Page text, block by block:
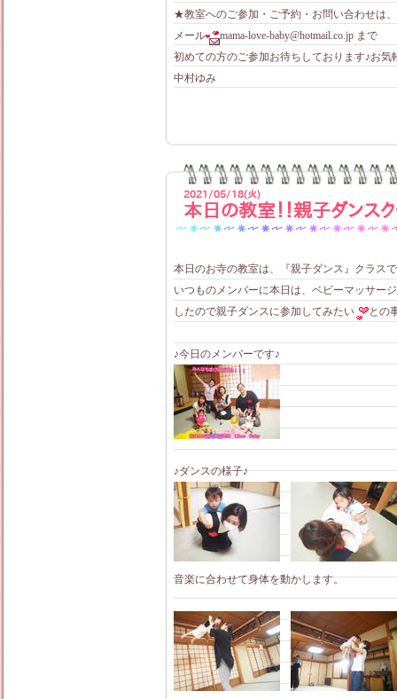
★教室へのご参加・ご予約・お問い合わせは、
メール
mama-love-baby@hotmail.co.jp まで
初めての方のご参加お待ちしております♪お気
中村ゆみ
2021/05/18(火)
本日の教室！！親子ダンス
本日のお寺の教室は、『親子ダンス』クラス
いつものメンバーに本日は、ベビーマッサー
したので親子ダンスに参加してみたい
との
♪今日のメンバーです♪
♪ダンスの様子♪
音楽に合わせて身体を動かします。